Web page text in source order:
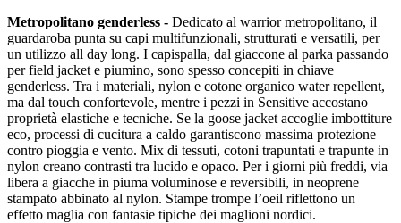
Metropolitano genderless - Dedicato al warrior metropolitano, il
guardaroba punta su capi multifunzionali, strutturati e versatili, per
un utilizzo all day long. I capispalla, dal giaccone al parka passando
per field jacket e piumino, sono spesso concepiti in chiave
genderless. Tra i materiali, nylon e cotone organico water repellent,
ma dal touch confortevole, mentre i pezzi in Sensitive accostano
proprietà elastiche e tecniche. Se la goose jacket accoglie imbottiture
eco, processi di cucitura a caldo garantiscono massima protezione
contro pioggia e vento. Mix di tessuti, cotoni trapuntati e trapunte in
nylon creano contrasti tra lucido e opaco. Per i giorni più freddi, via
libera a giacche in piuma voluminose e reversibili, in neoprene
stampato abbinato al nylon. Stampe trompe l’oeil riflettono un
effetto maglia con fantasie tipiche dei maglioni nordici.